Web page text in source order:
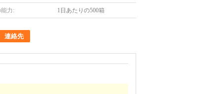
力: 1日あたりの500箱
連絡先